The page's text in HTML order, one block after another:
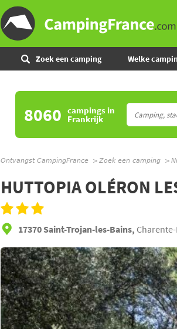
Zoek een camping Welke
8060 campingsin
Frankrijk
Ontvangst CampingFrance Zoek een camping
HUTTOPIA OLÉRON
17370 Saint-Trojan-les-Bains,